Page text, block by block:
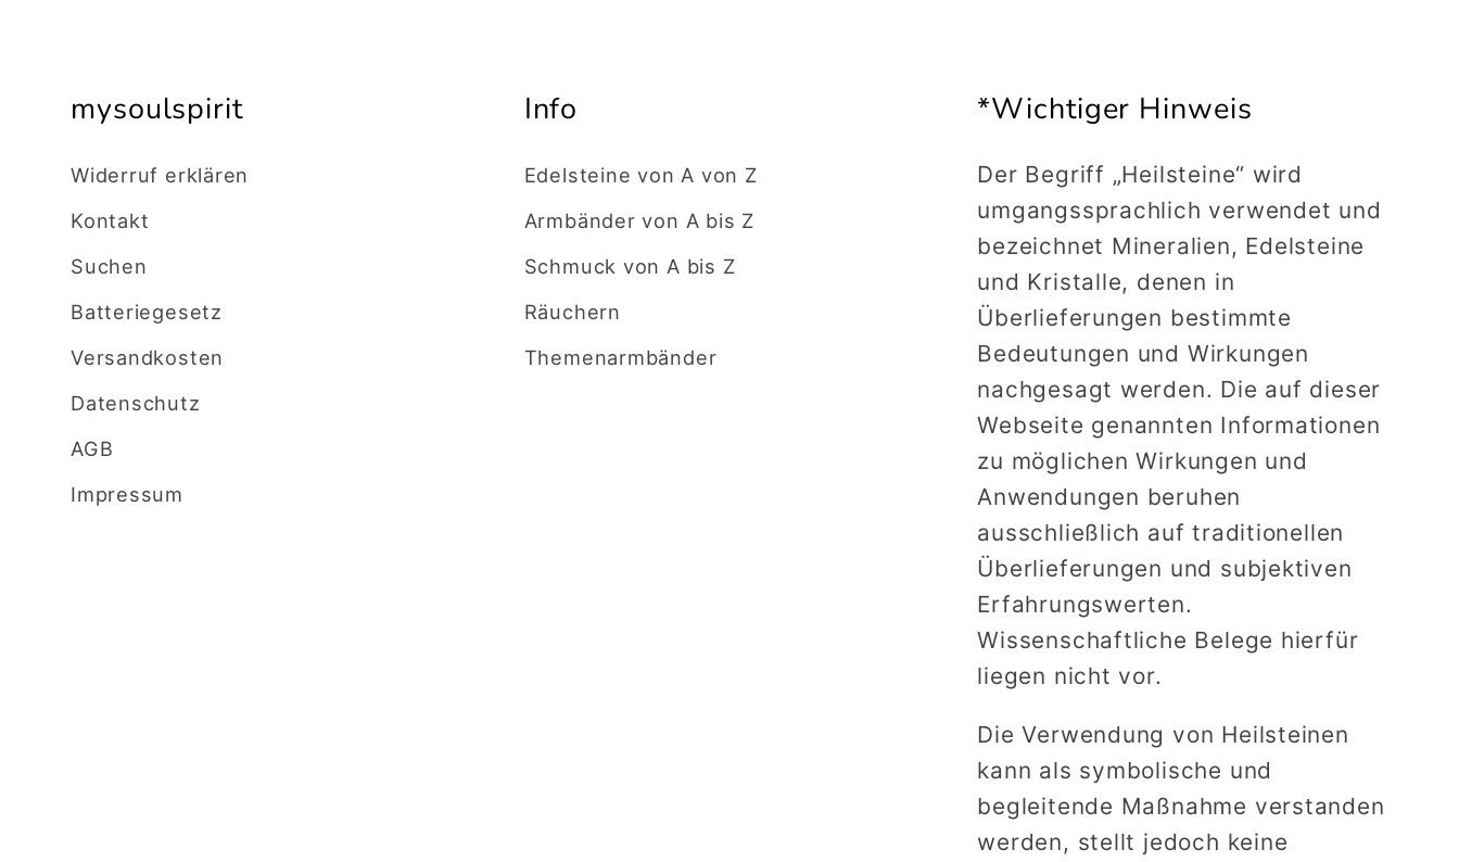
mysoulspirit
Widerruf erklären
Kontakt
Suchen
Batteriegesetz
Versandkosten
Datenschutz
AGB
Impressum
Info
Edelsteine von A von Z
Armbänder von A bis Z
Schmuck von A bis Z
Räuchern
Themenarmbänder
*Wichtiger Hinweis
Der Begriff „Heilsteine“ wird
umgangssprachlich verwendet und
bezeichnet Mineralien, Edelsteine
und Kristalle, denen in
Überlieferungen bestimmte
Bedeutungen und Wirkungen
nachgesagt werden. Die auf dieser
Webseite genannten Informationen
zu möglichen Wirkungen und
Anwendungen beruhen
ausschließlich auf traditionellen
Überlieferungen und subjektiven
Erfahrungswerten.
Wissenschaftliche Belege hierfür
liegen nicht vor.
Die Verwendung von Heilsteinen
kann als symbolische und
begleitende Maßnahme verstanden
werden, stellt jedoch keine